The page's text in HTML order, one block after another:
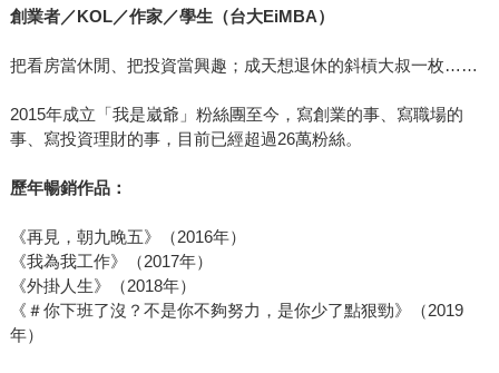
創業者／KOL／作家／學生（台大EiMBA）
把看房當休閒、把投資當興趣；成天想退休的斜槓大叔一枚……
2015年成立「我是崴爺」粉絲團至今，寫創業的事、寫職場的
事、寫投資理財的事，目前已經超過26萬粉絲。
歷年暢銷作品：
《再見，朝九晚五》（2016年）
《我為我工作》（2017年）
《外掛人生》（2018年）
《＃你下班了沒？不是你不夠努力，是你少了點狠勁》（2019
年）